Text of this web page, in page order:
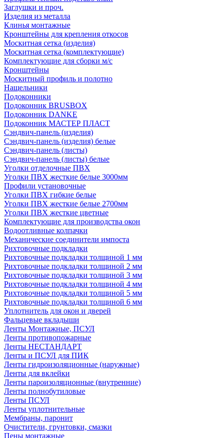
Заглушки и проч.
Изделия из металла
Клинья монтажные
Кронштейны для крепления откосов
Москитная сетка (изделия)
Москитная сетка (комплектующие)
Комплектующие для сборки м/с
Кронштейны
Москитный профиль и полотно
Нащельники
Подоконники
Подоконник BRUSBOX
Подоконник DANKE
Подоконник МАСТЕР ПЛАСТ
Сэндвич-панель (изделия)
Сэндвич-панель (изделия) белые
Сэндвич-панель (листы)
Сэндвич-панель (листы) белые
Уголки отделочные ПВХ
Уголки ПВХ жесткие белые 3000мм
Профили установочные
Уголки ПВХ гибкие белые
Уголки ПВХ жесткие белые 2700мм
Уголки ПВХ жесткие цветные
Комплектующие для производства окон
Водоотливные колпачки
Механические соединители импоста
Рихтовочные подкладки
Рихтовочные подкладки толщиной 1 мм
Рихтовочные подкладки толщиной 2 мм
Рихтовочные подкладки толщиной 3 мм
Рихтовочные подкладки толщиной 4 мм
Рихтовочные подкладки толщиной 5 мм
Рихтовочные подкладки толщиной 6 мм
Уплотнитель для окон и дверей
Фальцевые вкладыши
Ленты Монтажные, ПСУЛ
Ленты противопожарные
Ленты НЕСТАНДАРТ
Ленты и ПСУЛ для ПИК
Ленты гидроизоляционные (наружные)
Ленты для вклейки
Ленты пароизоляционные (внутренние)
Ленты полнобутиловые
Ленты ПСУЛ
Ленты уплотнительные
Мембраны, паронит
Очистители, грунтовки, смазки
Пены монтажные